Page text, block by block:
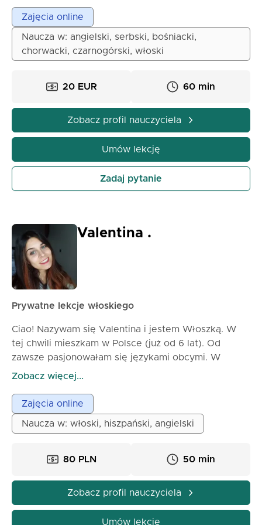
umiejętności komunikacyjnych i wprowadzania
uczniów w bogactwo kultury włoskiej. Oddana,
empatyczna i pedagogicznie kreatywna osoba, z
silnym poczuciem motywacji i postępu każdego
Zajęcia online
Naucza w: angielski, serbski, bośniacki,
chorwacki, czarnogórski, włoski
20 EUR 60 min
Zobacz profil nauczyciela
Umów lekcję
Zadaj pytanie
Valentina .
Prywatne lekcje włoskiego
Ciao! Nazywam się Valentina i jestem Włoszką. W
tej chwili mieszkam w Polsce (już od 6 lat). Od
zawsze pasjonowałam się językami obcymi. W
ostatnich latach miałam kontakt z różnymi kulturami i
językiem, często im pomagałam i dawałam rady. Z
tego powodu pomyślałam o nauczaniu na poziomie
profesjonalnym. Uczę od około 2,5 roku online i
nigdy nie będą nudne :D Szukam zmotywowanych
demoralizują się, jeśli na początku rzeczy mogą być
trochę trudne. O resztę zadbam ja! :D Napisz mi,
jakie są twoje potrzeby, twoje cele i dlaczego
Zobacz więcej...
Zajęcia online
Naucza w: włoski, hiszpański, angielski
80 PLN 50 min
Zobacz profil nauczyciela
Umów lekcję